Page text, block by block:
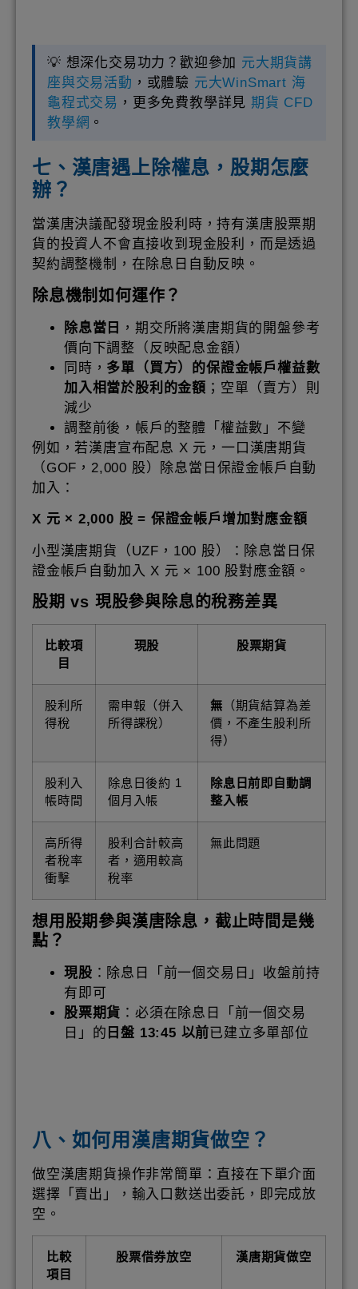
💡 想深化交易功力？歡迎參加 元大期貨講
座與交易活動 ，或體驗 元大WinSmart 海
龜程式交易 ，更多免費教學詳見期貨 CFD
教學網 。
七、漢唐遇上除權息，股期怎麼
辦？
當漢唐決議配發現金股利時，持有漢唐股票期
貨的投資人不會直接收到現金股利，而是透過
契約調整機制，在除息日自動反映。
除息機制如何運作？
除息當日
，期交所將漢唐期貨的開盤參考
價向下調整（反映配息金額）
同時， 多單（買方）的保證金帳戶權益數
加入相當於股利的金額 ；空單（賣方）則
減少
調整前後，帳戶的整體「權益數」不變
例如，若漢唐宣布配息 X 元，一口漢唐期貨
（GOF，2,000 股）除息當日保證金帳戶自動
加入：
X 元 × 2,000 股 = 保證金帳戶增加對應金額
小型漢唐期貨（UZF，100 股）：除息當日保
證金帳戶自動加入 X 元 × 100 股對應金額。
股期 vs 現股參與除息的稅務差異
比較項
目
現股 股票期貨
股利所
得稅
需申報（併入
所得課稅）
無 （期貨結算為差
價，不產生股利所
得）
股利入
帳時間
除息日後約 1
個月入帳
除息日前即自動調
整入帳
高所得
者稅率
衝擊
股利合計較高
者，適用較高
稅率
無此問題
想用股期參與漢唐除息，截止時間是幾
點？
現股 ：除息日「前一個交易日」收盤前持
有即可
股票期貨 ：必須在除息日「前一個交易
日」的 日盤 13:45 以前已建立多單部位
八、如何用漢唐期貨做空？
做空漢唐期貨操作非常簡單：直接在下單介面
選擇「賣出」，輸入口數送出委託，即完成放
空。
比較
項目
股票借券放空 漢唐期貨做空